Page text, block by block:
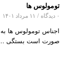
تومولوس ها
۰ دیدگاه / ۱۱ مرداد ۱۴۰۱
اجناس تومولوس ها
صورت است بستگی